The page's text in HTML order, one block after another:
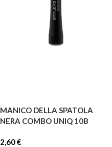
MANICO DELLA SPATOLA
NERA COMBO UNIQ 10B
2,60€